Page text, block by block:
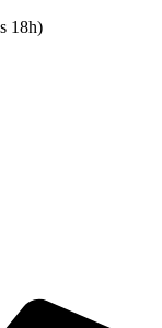
18h)